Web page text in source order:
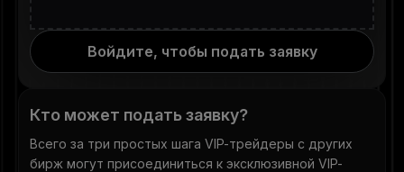
Кто может подать заявку?
Всего за три простых шага VIP-трейдеры с других
бирж могут присоединиться к эксклюзивной VIP-
Войдите, чтобы подать заявку